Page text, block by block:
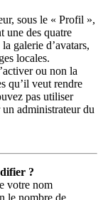
sous le « Profil »,
une des quatre
galerie d’avatars,
locales.
ou non la
qu’il veut rendre
pas utiliser
administrateur du
?
votre nom
le nombre de